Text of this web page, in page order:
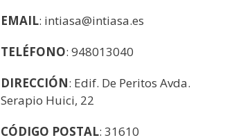
EMAIL: intiasa@intiasa.es
TELÉFONO: 948013040
DIRECCIÓN: Edif. De Peritos Avda.
Serapio Huici, 22
CÓDIGO POSTAL: 31610